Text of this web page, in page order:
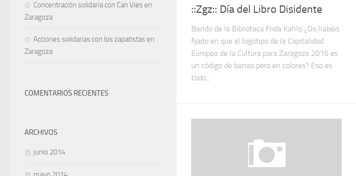
::Zgz:: Día del Libro Disidente
Bando de la Biblioteca Frida Kahlo ¿Os habéis
fijado en que el logotipo de la Capitalidad
Europea de la Cultura para Zaragoza 2016 es
un código de barras pero en colores? Eso es
todo...
Concentración solidaria con Can Vies en
Zaragoza
Acciones solidarias con los zapatistas en
Zaragoza
COMENTARIOS RECIENTES
ARCHIVOS
junio 2014